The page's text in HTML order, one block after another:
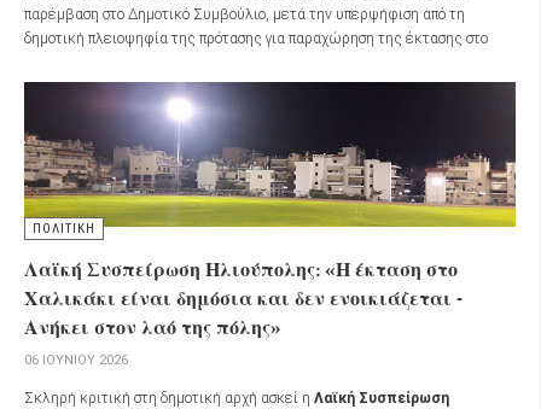
παρέμβαση στο Δημοτικό Συμβούλιο, μετά την υπερψήφιση από τη
δημοτική πλειοψηφία της πρότασης για παραχώρηση της έκτασης στο
ΠΟΛΙΤΙΚΗ
Λαϊκή Συσπείρωση Ηλιούπολης: «Η έκταση στο
Χαλικάκι είναι δημόσια και δεν ενοικιάζεται -
Ανήκει στον λαό της πόλης»
06 ΙΟΥΝΊΟΥ 2026
Σκληρή κριτική στη δημοτική αρχή ασκεί η Λαϊκή Συσπείρωση